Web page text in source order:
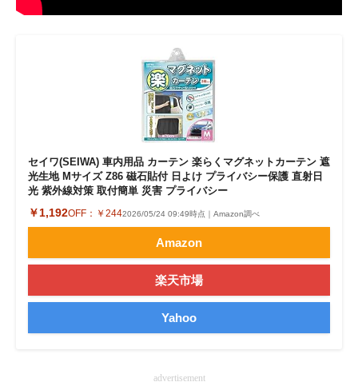
マーケ×ITの今がよく分かる
企業向けIT製品の総合サイト
IT製品の技術・比較・事例
製造業のIT導入・活用を支援
モノづくり技術者専門サイト
エレクトロニクス専門サイト
エネルギーの専門メディア
セイワ(SEIWA) 車内用品 カーテン 楽らくマグネットカーテン 遮
光生地 Mサイズ Z86 磁石貼付 日よけ プライバシー保護 直射日
光 紫外線対策 取付簡単 災害 プライバシー
￥1,192OFF： ￥2442026/05/24 09:49時点｜Amazon調べ
Amazon
楽天市場
Yahoo
advertisement